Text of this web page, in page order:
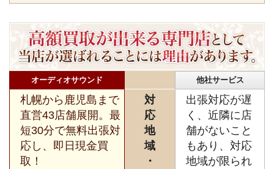
オーディオサウンド 他社サービス
札幌から鹿児島まで
直営43店舗展開。最
短30分で無料出張対
応し、即日現金買
取！
対
応
地
域
・
出張対応が遅
く、近隣に店
舗がないこと
もあり、対応
地域が限られ